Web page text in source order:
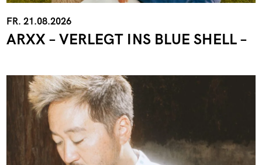
FR. 21.08.2026
ARXX – VERLEGT INS BLUE SHELL –